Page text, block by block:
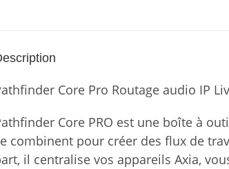
Core Pro Routage audio IP
Core PRO est une boîte à
combinent pour créer des flux de
il centralise vos appareils Axia,